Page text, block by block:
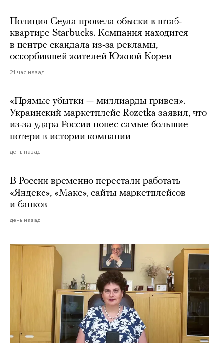
Полиция Сеула провела обыски в штаб-
квартире Starbucks. Компания находится
в центре скандала из-за рекламы,
оскорбившей жителей Южной Кореи
21 час назад
«Прямые убытки — миллиарды гривен».
Украинский маркетплейс Rozetka заявил, что
из-за удара России понес самые большие
потери в истории компании
день назад
В России временно перестали работать
«Яндекс», «Макс», сайты маркетплейсов
и банков
день назад